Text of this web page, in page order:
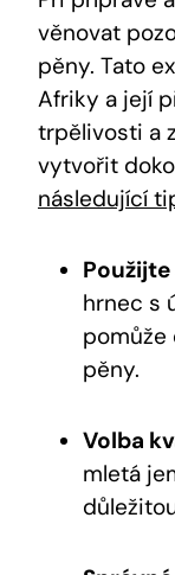
věnovat
pěny. Tato
Afriky a její
trpělivosti a
vytvořit
následující
hrnec s
pomůže
pěny.
Volba
mletá